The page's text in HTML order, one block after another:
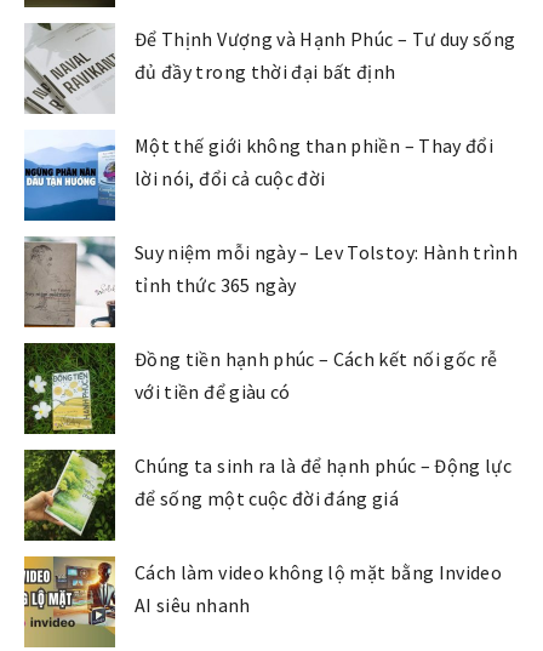
Để Thịnh Vượng và Hạnh Phúc – Tư duy sống
đủ đầy trong thời đại bất định
Một thế giới không than phiền – Thay đổi
lời nói, đổi cả cuộc đời
Suy niệm mỗi ngày – Lev Tolstoy: Hành trình
tỉnh thức 365 ngày
Đồng tiền hạnh phúc – Cách kết nối gốc rễ
với tiền để giàu có
Chúng ta sinh ra là để hạnh phúc – Động lực
để sống một cuộc đời đáng giá
Cách làm video không lộ mặt bằng Invideo
AI siêu nhanh